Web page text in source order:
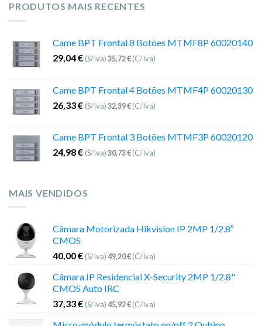
PRODUTOS MAIS RECENTES
Came BPT Frontal 8 Botões MTMF8P 60020140
29,04€ (S/Iva)35,72€(C/Iva)
Came BPT Frontal 4 Botões MTMF4P 60020130
26,33€ (S/Iva)32,39€(C/Iva)
Came BPT Frontal 3 Botões MTMF3P 60020120
24,98€ (S/Iva)30,73€(C/Iva)
MAIS VENDIDOS
Câmara Motorizada Hikvision IP 2MP 1/2.8″
CMOS
40,00€ (S/Iva)49,20€(C/Iva)
Câmara IP Residencial X-Security 2MP 1/2.8"
CMOS Auto IRC
37,33€ (S/Iva)45,92€(C/Iva)